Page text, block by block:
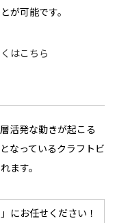
が可能です。
はこちら
活発な動きが起こる
なっているクラフトビ
ます。
にお任せください！